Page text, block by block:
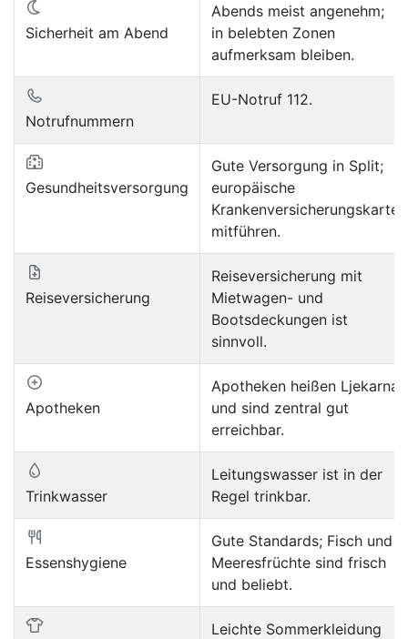
Sicherheit am Abend
Abends meist angenehm;
in belebten Zonen
aufmerksam bleiben.
Notrufnummern
EU-Notruf 112.
Gesundheitsversorgung
Gute Versorgung in Split;
europäische
Krankenversicherungskarte
mitführen.
Reiseversicherung
Reiseversicherung mit
Mietwagen- und
Bootsdeckungen ist
sinnvoll.
Apotheken
Apotheken heißen Ljekarna
und sind zentral gut
erreichbar.
Trinkwasser
Leitungswasser ist in der
Regel trinkbar.
Essenshygiene
Gute Standards; Fisch und
Meeresfrüchte sind frisch
und beliebt.
Leichte Sommerkleidung